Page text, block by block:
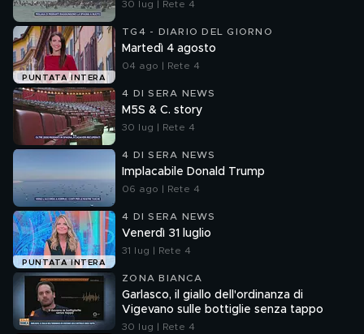
30 lug | Rete 4
PUNTATA INTERA
TG4 - DIARIO DEL GIORNO
Martedì 4 agosto
04 ago | Rete 4
4 DI SERA NEWS
M5S & C. story
30 lug | Rete 4
4 DI SERA NEWS
Implacabile Donald Trump
06 ago | Rete 4
PUNTATA INTERA
4 DI SERA NEWS
Venerdì 31 luglio
31 lug | Rete 4
ZONA BIANCA
Garlasco, il giallo dell'ordinanza di
Vigevano sulle bottiglie senza tappo
30 lug | Rete 4